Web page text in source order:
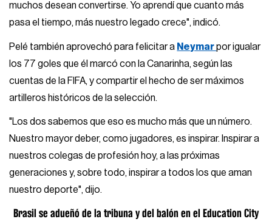
muchos desean convertirse. Yo aprendí que cuanto más
pasa el tiempo, más nuestro legado crece", indicó.
Pelé también aprovechó para felicitar a Neymarpor igualar
los 77 goles que él marcó con la Canarinha, según las
cuentas de la FIFA, y compartir el hecho de ser máximos
artilleros históricos de la selección.
"Los dos sabemos que eso es mucho más que un número.
Nuestro mayor deber, como jugadores, es inspirar. Inspirar a
nuestros colegas de profesión hoy, a las próximas
generaciones y, sobre todo, inspirar a todos los que aman
nuestro deporte", dijo.
Brasil se adueñó de la tribuna y del balón en el Education City